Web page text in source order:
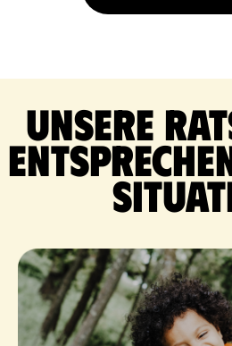
Unsere